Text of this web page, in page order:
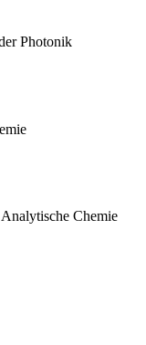
Photonik
Chemie